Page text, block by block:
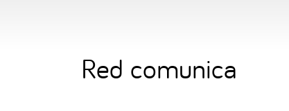
Red comunica